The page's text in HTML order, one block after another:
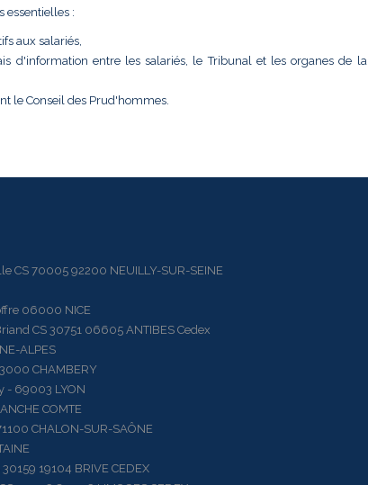
essentielles :
aux salariés,
d'information entre les salariés, le Tribunal et les organes de la
le Conseil des Prud'hommes.
70005 92200 NEUILLY-SUR-SEINE
06000 NICE
CS 30751 06605 ANTIBES Cedex
ALPES
CHAMBERY
69003 LYON
COMTE
CHALON-SUR-SAÔNE
19104 BRIVE CEDEX